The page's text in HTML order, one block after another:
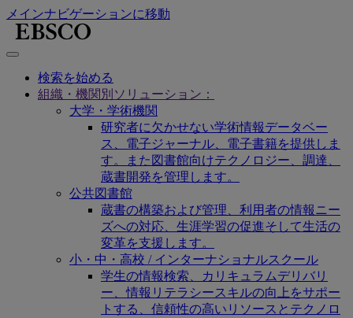
メインナビゲーションに移動
検索を始める
組織・機関別ソリューション：
大学・学術機関
研究者に欠かせない学術情報データベー
ス、電子ジャーナル、電子書籍を提供しま
す。また図書館向けテクノロジー、調達、
蔵書開発を管理します。
公共図書館
蔵書の構築および管理、利用者の情報ニー
ズへの対応、生涯学習の促進そして生活の
変革を支援します。
小・中・高校 / インターナショナルスクール
学生の情報検索、カリキュラムデリバリ
ー、情報リテラシースキルの向上をサポー
トする、信頼性の高いリソースとテクノロ